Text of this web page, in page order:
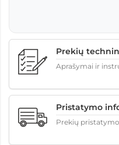
Prekių
Aprašymai ir
Pristatymo
Prekių